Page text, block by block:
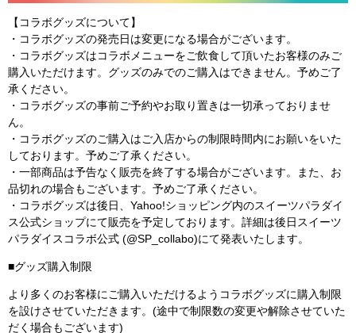
【コラボグッズについて】
・コラボグッズの発売日は変更になる場合がございます。
・コラボグッズはコラボメニューをご飲食して頂いたお客様のみご
購入いただけます。グッズのみでのご購入はできません。予めご了
承ください。
・コラボグッズの事前ご予約やお取り置きは一切承っておりませ
ん。
・コラボグッズのご購入はご入店からの制限時間内にお願いをいた
しております。予めご了承ください。
・一部商品は予告なく販売を終了する場合がございます。また、お
品切れの場合もございます。予めご了承ください。
・コラボグッズは後日、Yahoo!ショッピング内のスイーツパラダイ
ス公式ショップにて販売を予定しております。詳細は後日スイーツ
パラダイスコラボ公式 (@SP_collabo)にて発表いたします。
■グッズ購入制限
より多くのお客様にご購入いただけるようコラボグッズに購入制限
を設けさせていただきます。 (途中で制限数の変更や解除させていた
だく場合もございます)